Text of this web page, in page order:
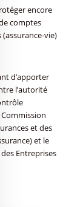
encore
comptes
(assurance-vie)
d’apporter
l’autorité
et des
et le
des Entreprises